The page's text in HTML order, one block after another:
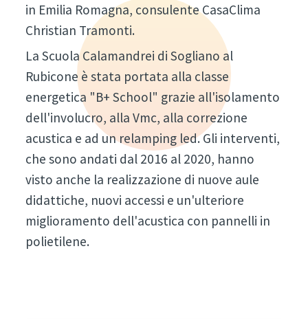
in Emilia Romagna, consulente CasaClima
Christian Tramonti.
La Scuola Calamandrei di Sogliano al
Rubicone è stata portata alla classe
energetica "B+ School" grazie all'isolamento
dell'involucro, alla Vmc, alla correzione
acustica e ad un relamping led. Gli interventi,
che sono andati dal 2016 al 2020, hanno
visto anche la realizzazione di nuove aule
didattiche, nuovi accessi e un'ulteriore
miglioramento dell'acustica con pannelli in
polietilene.